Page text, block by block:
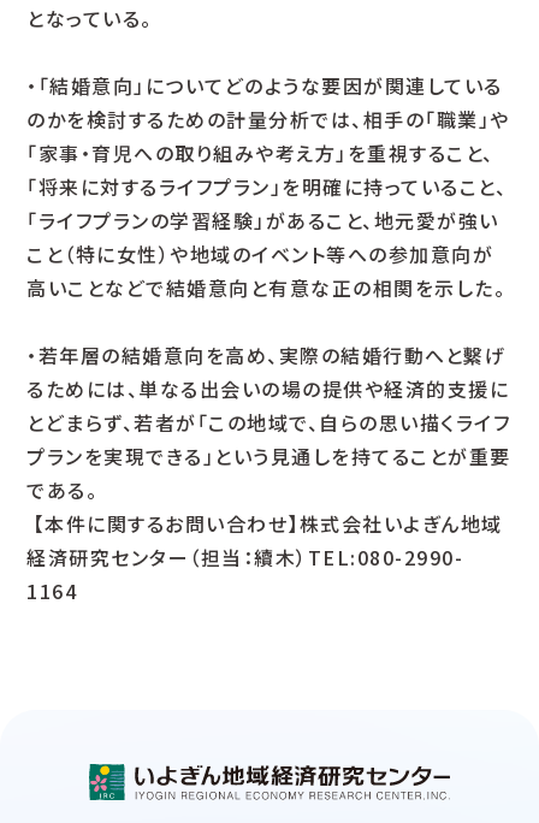
となっている。
・「結婚意向」についてどのような要因が関連している
のかを検討するための計量分析では、相手の「職業」や
「家事・育児への取り組みや考え方」を重視すること、
「将来に対するライフプラン」を明確に持っていること、
「ライフプランの学習経験」があること、地元愛が強い
こと（特に女性）や地域のイベント等への参加意向が
高いことなどで結婚意向と有意な正の相関を示した。
・若年層の結婚意向を高め、実際の結婚行動へと繫げ
るためには、単なる出会いの場の提供や経済的支援に
とどまらず、若者が「この地域で、自らの思い描くライフ
プランを実現できる」という見通しを持てることが重要
である。
【本件に関するお問い合わせ】株式会社いよぎん地域
経済研究センター（担当：續木）TEL:080-2990-
1164